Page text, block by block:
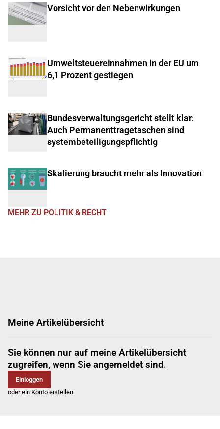
Vorsicht vor den Nebenwirkungen
Umweltsteuereinnahmen in der EU um
6,1 Prozent gestiegen
Bundesverwaltungsgericht stellt klar:
Auch Permanenttragetaschen sind
systembeteiligungspflichtig
Skalierung braucht mehr als Innovation
MEHR ZU POLITIK & RECHT
Meine Artikelübersicht
Sie können nur auf meine Artikelübersicht
zugreifen, wenn Sie angemeldet sind.
Einloggen
oder ein Konto erstellen